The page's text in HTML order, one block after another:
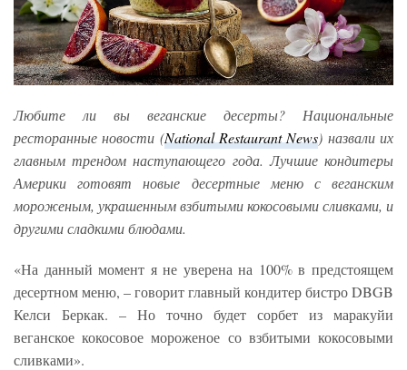
Любите ли вы веганские десерты? Национальные
ресторанные новости (National Restaurant News) назвали их
главным трендом наступающего года. Лучшие кондитеры
Америки готовят новые десертные меню с веганским
мороженым, украшенным взбитыми кокосовыми сливками, и
другими сладкими блюдами.
«На данный момент я не уверена на 100% в предстоящем
десертном меню, – говорит главный кондитер бистро DBGB
Келси Беркак. – Но точно будет сорбет из маракуйи
веганское кокосовое мороженое со взбитыми кокосовыми
сливками».